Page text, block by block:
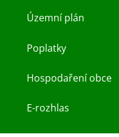
Územní plán
Poplatky
Hospodaření obce
E-rozhlas